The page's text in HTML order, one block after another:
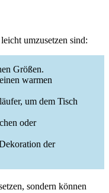
umzusetzen sind:
Größen.
warmen
um dem Tisch
oder
der
sondern können